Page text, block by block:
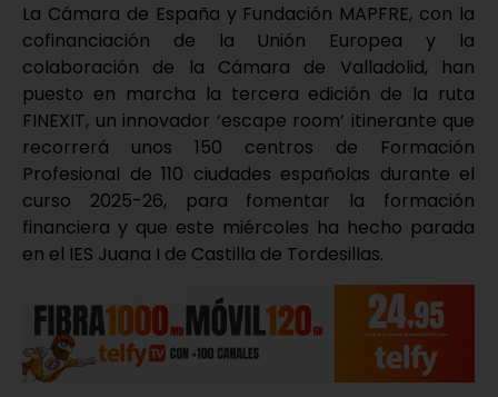
La Cámara de España y Fundación MAPFRE, con la
cofinanciación de la Unión Europea y la
colaboración de la Cámara de Valladolid, han
puesto en marcha la tercera edición de la ruta
FINEXIT, un innovador ‘escape room’ itinerante que
recorrerá unos 150 centros de Formación
Profesional de 110 ciudades españolas durante el
curso 2025-26, para fomentar la formación
financiera y que este miércoles ha hecho parada
en el IES Juana I de Castilla de Tordesillas.